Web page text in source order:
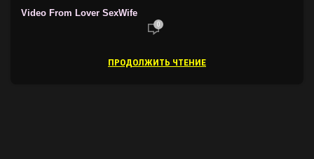
Video From Lover SexWife
0
ПРОДОЛЖИТЬ ЧТЕНИЕ